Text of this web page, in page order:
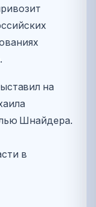
на
Шнайдера.
в